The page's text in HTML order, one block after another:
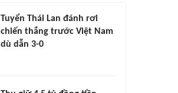
Tuyển Thái Lan đánh rơi
chiến thắng trước Việt Nam
dù dẫn 3-0